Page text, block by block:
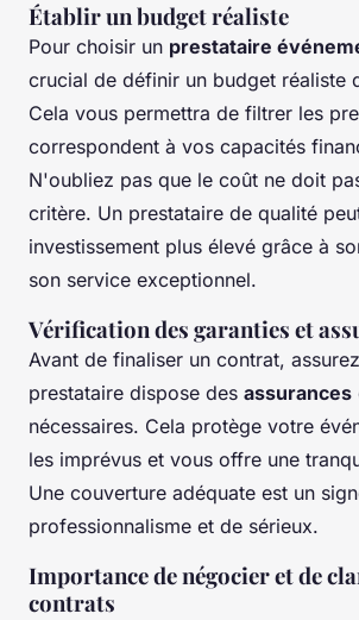
Établir un budget réaliste
Pour choisir un prestataire
crucial de définir un budget réaliste
Cela vous permettra de filtrer les
correspondent à vos capacités
N'oubliez pas que le coût ne doit
critère. Un prestataire de qualité
investissement plus élevé grâce à
son service exceptionnel.
Vérification des garanties et
Avant de finaliser un contrat,
prestataire dispose des assurances
nécessaires. Cela protège votre
les imprévus et vous offre une
Une couverture adéquate est un
professionnalisme et de sérieux.
Importance de négocier et de
contrats